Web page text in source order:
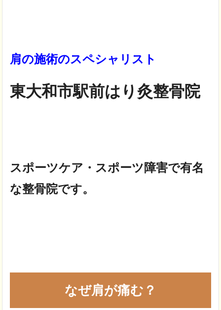
肩の施術のスペシャリスト
東大和市駅前はり灸整骨院
スポーツケア・スポーツ障害で有名
な整骨院です。
なぜ肩が痛む？